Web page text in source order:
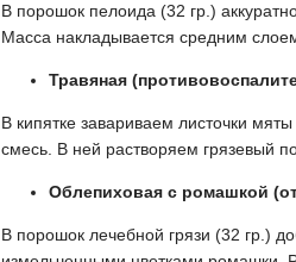
В порошок пелоида (32 гр.)
Масса накладывается средним
Травяная
В кипятке завариваем листочки
смесь. В ней растворяем грязевый
Облепиховая с ромашкой
В порошок лечебной грязи (32 гр.)